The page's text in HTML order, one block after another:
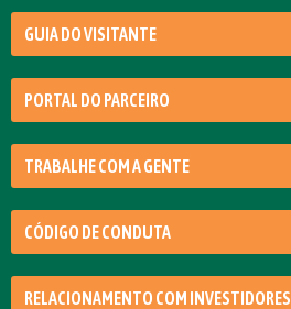
GUIA DO VISITANTE
PORTAL DO PARCEIRO
TRABALHE COM A GENTE
CÓDIGO DE CONDUTA
RELACIONAMENTO COM INVESTIDORES